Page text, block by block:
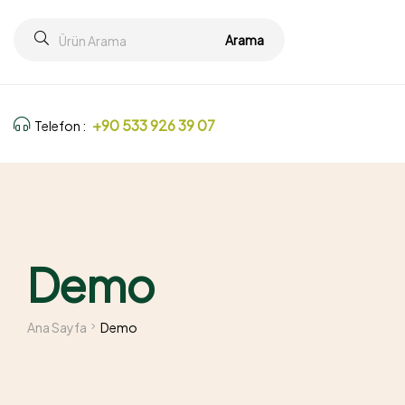
Arama
Telefon : +90 533 926 39 07
Demo
Ana Sayfa Demo